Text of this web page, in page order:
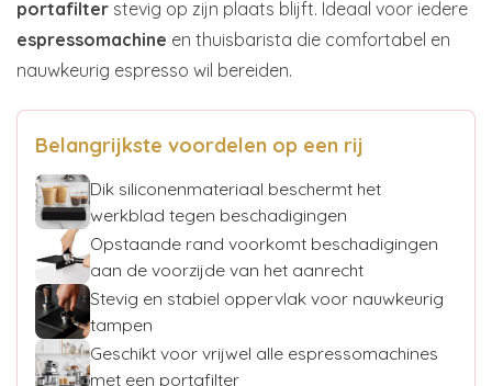
portafilter stevig op zijn plaats blijft. Ideaal voor iedere
espressomachine en thuisbarista die comfortabel en
nauwkeurig espresso wil bereiden.
Belangrijkste voordelen op een rij
Dik siliconenmateriaal beschermt het
werkblad tegen beschadigingen
Opstaande rand voorkomt beschadigingen
aan de voorzijde van het aanrecht
Stevig en stabiel oppervlak voor nauwkeurig
tampen
Geschikt voor vrijwel alle espressomachines
met een portafilter